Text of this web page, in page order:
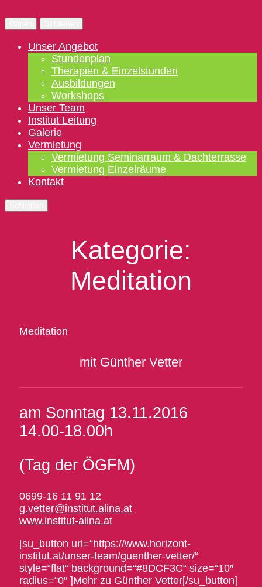
Unser Angebot
Stundenplan
Therapien & Einzelstunden
Ausbildungen
Workshops
Unser Team
Institut Leitung
Galerie
Vermietung
Vermietung Seminarraum & Dachterrasse
Vermietung Einzelräume
Kontakt
Kategorie:
Meditation
Meditation
mit Günther Vetter
am Sonntag 13.11.2016
14.00-18.00h
(Tag der ÖGFM)
0699-16 11 91 12
g.vetter@institut.alina.at
www.institut-alina.at
[su_button url=“https://www.horizont-
institut.at/unser-team/guenther-vetter/“
style=“flat“ background=“#8DCF3C“ size=“10″
radius=“0″ ]Mehr zu Günther Vetter[/su_button]